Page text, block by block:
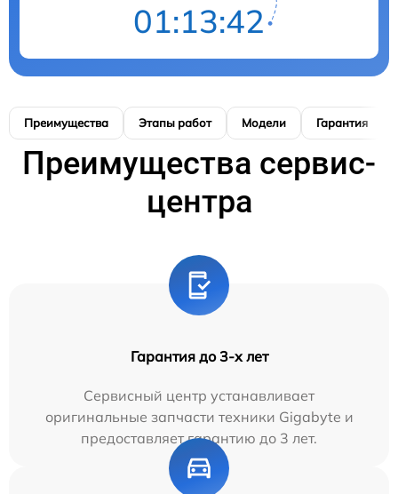
01:13:41
Преимущества Этапы работ Модели Гарантия
Преимущества сервис-
центра
Гарантия до 3-х лет
Сервисный центр устанавливает
оригинальные запчасти техники Gigabyte и
предоставляет гарантию до 3 лет.